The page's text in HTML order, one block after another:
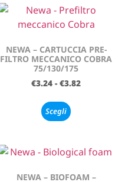
NEWA – CARTUCCIA PRE-
FILTRO MECCANICO COBRA
75/130/175
€3.24 - €3.82
Scegli
NEWA – BIOFOAM –